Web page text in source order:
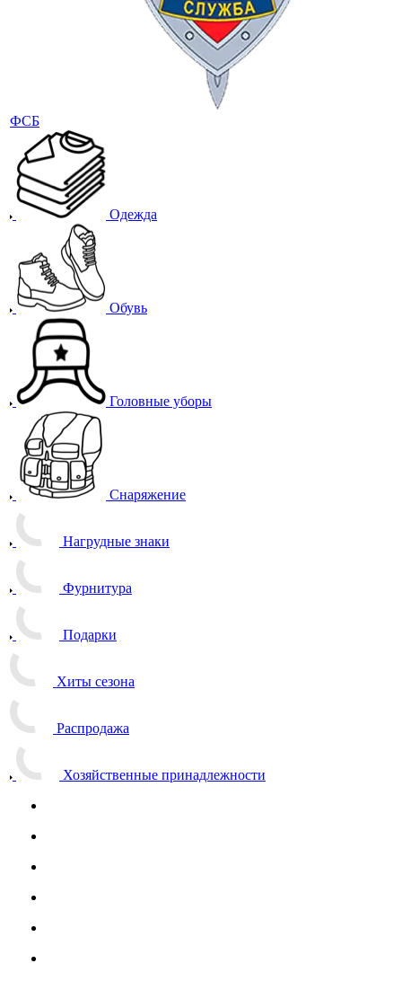
ФСБ
Одежда
Обувь
Головные уборы
Снаряжение
Нагрудные знаки
Фурнитура
Подарки
Хиты сезона
Распродажа
Хозяйственные принадлежности